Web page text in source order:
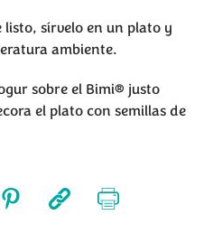
sírvelo en un plato y
ambiente.
sobre el Bimi® justo
el plato con semillas de